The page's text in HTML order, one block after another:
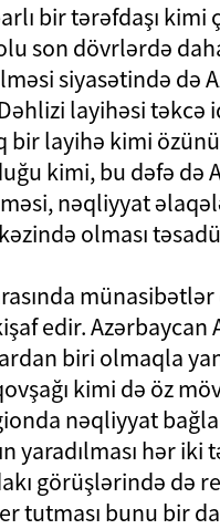
bir tərəfdaşı kimi
son dövrlərdə
siyasətində də
layihəsi
bir layihə kimi
kimi, bu dəfə də
nəqliyyat
olması
münasibətlər
edir. Azərbaycan
biri olmaqla
kimi də öz
nəqliyyat
hər iki
görüşlərində də
tutması bunu bir